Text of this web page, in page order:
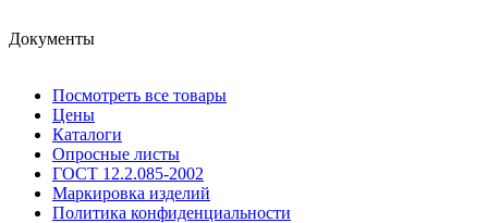
Документы
Посмотреть все товары
Цены
Каталоги
Опросные листы
ГОСТ 12.2.085-2002
Маркировка изделий
Политика конфиденциальности